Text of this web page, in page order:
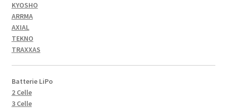
KYOSHO
ARRMA
AXIAL
TEKNO
TRAXXAS
Batterie LiPo
2 Celle
3 Celle